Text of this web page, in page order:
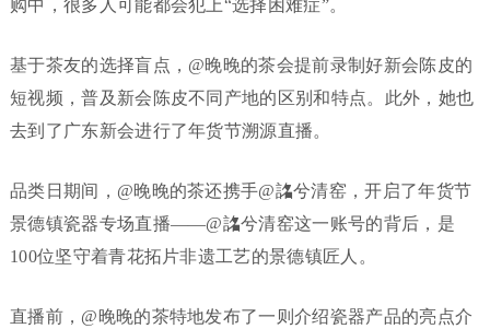
购中，很多人可能都会犯上“选择困难症”。
基于茶友的选择盲点，@晚晚的茶会提前录制好新会陈皮的
短视频，普及新会陈皮不同产地的区别和特点。此外，她也
去到了广东新会进行了年货节溯源直播。
品类日期间，@晚晚的茶还携手@詺兮清窑，开启了年货节
景德镇瓷器专场直播——@詺兮清窑这一账号的背后，是
100位坚守着青花拓片非遗工艺的景德镇匠人。
直播前，@晚晚的茶特地发布了一则介绍瓷器产品的亮点介